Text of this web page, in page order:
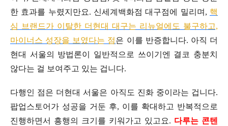
한 효과를 누렸지만요. 신세계백화점 대구점에 밀리며, 핵
심 브랜드가 이탈한 더현대 대구는 리뉴얼에도 불구하고,
마이너스 성장을 보였다는 점은 이를 반증합니다. 아직 더
현대 서울의 방법론이 일반적으로 쓰이기엔 결코 충분치
않다는 걸 보여주고 있는 겁니다.
다행인 점은 더현대 서울은 아직도 진화 중이라는 겁니다.
팝업스토어가 성공을 거둔 후, 이를 확대하고 반복적으로
진행하면서 흥행의 크기를 키워가고 있고요. 다루는 콘텐